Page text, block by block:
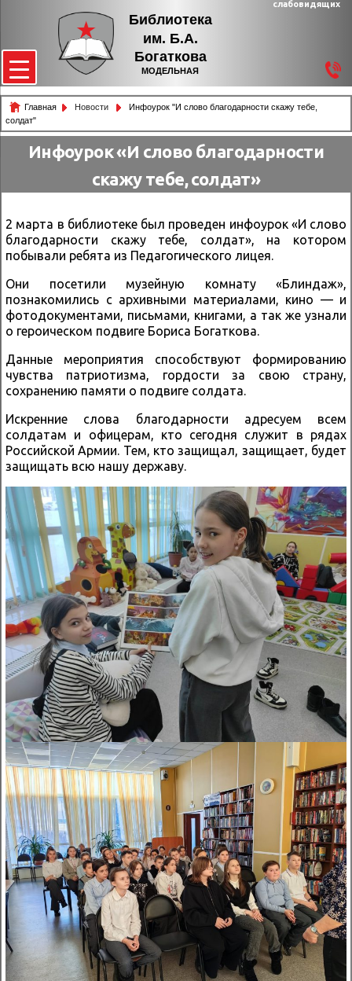
Библиотека
им. Б.А.
Богаткова
МОДЕЛЬНАЯ
слабовидящих
Главная Новости
Инфоурок "И слово благодарности скажу тебе,
солдат"
Инфоурок «И слово благодарности
скажу тебе, солдат»
2 марта в библиотеке был проведен инфоурок «И слово
благодарности скажу тебе, солдат», на котором
побывали ребята из Педагогического лицея.
Они посетили музейную комнату «Блиндаж»,
познакомились с архивными материалами, кино — и
фотодокументами, письмами, книгами, а так же узнали
о героическом подвиге Бориса Богаткова.
Данные мероприятия способствуют формированию
чувства патриотизма, гордости за свою страну,
сохранению памяти о подвиге солдата.
Искренние слова благодарности адресуем всем
солдатам и офицерам, кто сегодня служит в рядах
Российской Армии. Тем, кто защищал, защищает, будет
защищать всю нашу державу.